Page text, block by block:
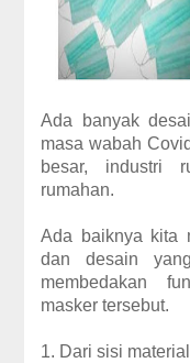
Ada banyak
masa wabah
besar, industri
rumahan.
Ada baiknya kita
dan desain
membedakan
masker tersebut.
1. Dari sisi